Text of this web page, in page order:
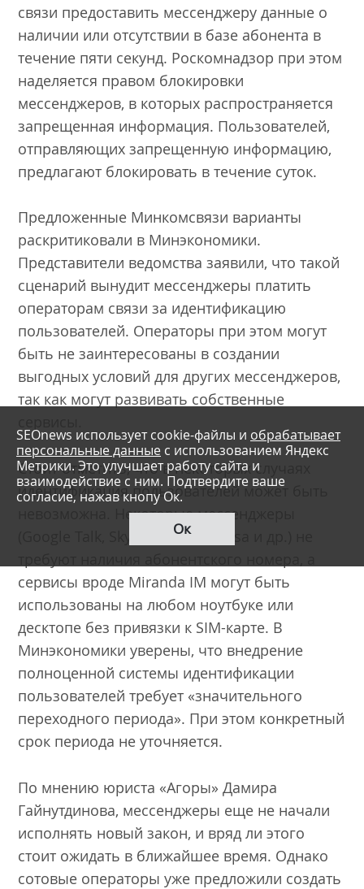
связи предоставить мессенджеру данные о
наличии или отсутствии в базе абонента в
течение пяти секунд. Роскомнадзор при этом
наделяется правом блокировки
мессенджеров, в которых распространяется
запрещенная информация. Пользователей,
отправляющих запрещенную информацию,
предлагают блокировать в течение суток.
Предложенные Минкомсвязи варианты
раскритиковали в Минэкономики.
Представители ведомства заявили, что такой
сценарий вынудит мессенджеры платить
операторам связи за идентификацию
пользователей. Операторы при этом могут
быть не заинтересованы в создании
выгодных условий для других мессенджеров,
так как могут развивать собственные
Стоит отметить, что в некоторых случаях
идентификация пользователей может быть
невозможна. Некоторые мессенджеры
(Google Talk, Skype, Confide, Ansa и др.) не
сервисы вроде Miranda IM могут быть
использованы на любом ноутбуке или
десктопе без привязки к SIM-карте. В
Минэкономики уверены, что внедрение
полноценной системы идентификации
пользователей требует «значительного
переходного периода». При этом конкретный
срок периода не уточняется.
По мнению юриста «Агоры» Дамира
Гайнутдинова, мессенджеры еще не начали
исполнять новый закон, и вряд ли этого
стоит ожидать в ближайшее время. Однако
сотовые операторы уже предложили создать
SEOnews использует cookie-файлы и обрабатывает
персональные данные с использованием Яндекс
Метрики. Это улучшает работу сайта и
взаимодействие с ним. Подтвердите ваше
согласие, нажав кнопу Ок.
Ок